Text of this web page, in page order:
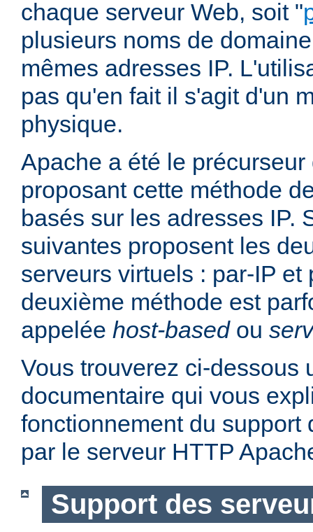
chaque serveur Web, soit "
plusieurs noms de
mêmes adresses IP.
pas qu'en fait il s'agit d'un
physique.
Apache a été le
proposant cette méthode
basés sur les adresses IP.
suivantes proposent les
serveurs virtuels : par-IP et
deuxième méthode est
appelée host-basedou
Vous trouverez ci-dessous
documentaire qui vous
fonctionnement du support
par le serveur HTTP
Support des